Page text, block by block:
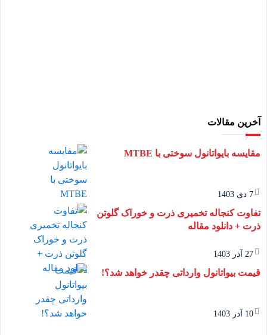
آخرین مقالات
مقایسه بایواتانول سوختی با MTBE
7 دی 1403
تفاوت کنجاله تخمیری ذرت و خوراک گلوتن
ذرت + دانلود مقاله
27 آذر 1403
قیمت بیواتانول وارداتی چقدر خواهد شد؟!
10 آذر 1403